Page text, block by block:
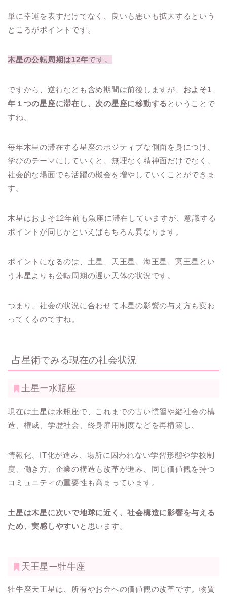
単に幸運を表すだけでなく、良いも悪いも拡大するという
ところがポイントです。
木星の公転周期は12年です。
ですから、逆行なども含め期間は前後しますが、 およそ1
年１つの星座に滞在し、次の星座に移動する ということで
すね。
毎年木星の滞在する星座のポジティブな側面を身につけ、
学びのテーマにしていくと、無理なく精神面だけでなく、
社会的な場面でも活躍の機会を増やしていくことができま
す。
木星はおよそ12年前も魚座に滞在していますが、意識する
ポイントが同じかといえばもちろん異なります。
ポイントになるのは、土星、天王星、海王星、冥王星とい
う木星よりも公転周期の遅い天体の状況です。
つまり、社会の状況に合わせて木星の影響の与え方も変わ
ってくるのですね。
占星術でみる現在の社会状況
土星ー水瓶座
現在は土星は水瓶座で、これまでの古い慣習や縦社会の構
造、権威、学歴社会、終身雇用制度などを再構築し、
情報化、IT化が進み、場所に囚われない学習形態や学校制
度、働き方、企業の構造も改革が進み、同じ価値観を持つ
コミュニティの重要性も高まっています。
土星は木星に次いで地球に近く、社会構造に影響を与える
ため、実感しやすいと思います。
天王星ー牡牛座
牡牛座天王星は、所有やお金への価値観の改革です。物質